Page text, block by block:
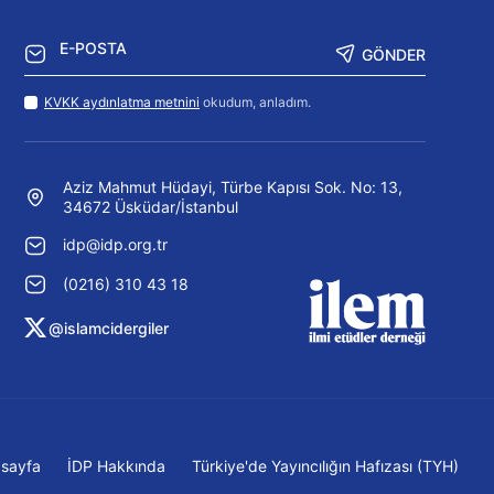
GÖNDER
KVKK aydınlatma metnini okudum, anladım.
Aziz Mahmut Hüdayi, Türbe Kapısı Sok. No: 13,
34672 Üsküdar/İstanbul
idp@idp.org.tr
(0216) 310 43 18
@islamcidergiler
İDP Hakkında Türkiye'de Yayıncılığın Hafızası (TYH)